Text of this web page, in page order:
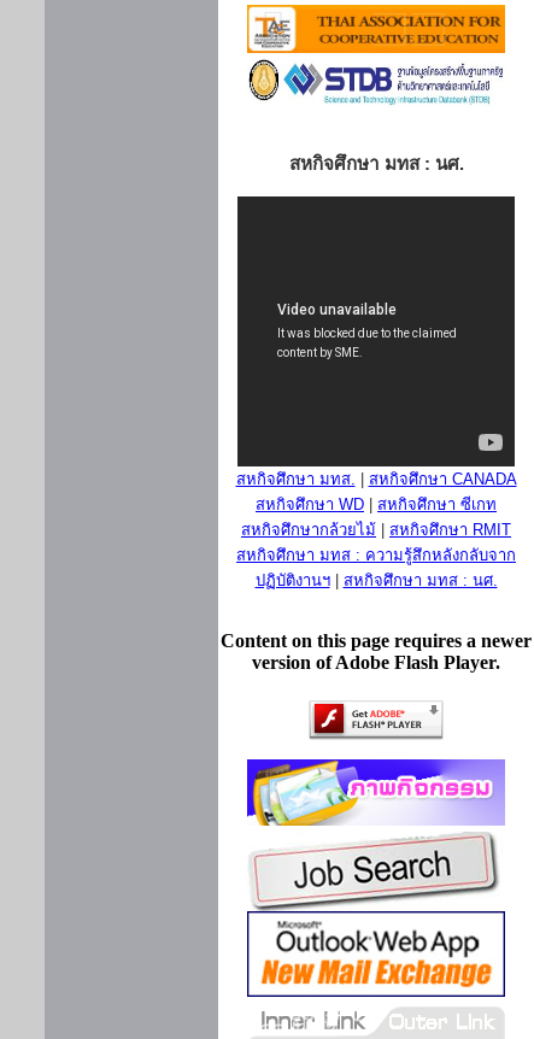
สหกิจศึกษา มทส : นศ.
สหกิจศึกษา มทส.
สหกิจศึกษา CANADA
สหกิจศึกษา WD
สหกิจศึกษา ซีเกท
สหกิจศึกษากล้วยไม้
สหกิจศึกษา RMIT
สหกิจศึกษา มทส : ความรู้สึกหลังกลับจาก
ปฏิบัติงานฯ| สหกิจศึกษา มทส : นศ.
Content on this page requires a newer
version of Adobe Flash Player.